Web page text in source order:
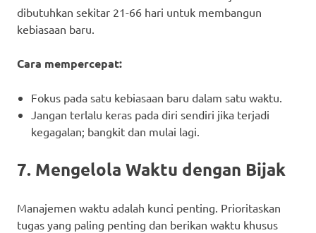
dibutuhkan sekitar 21-66 hari untuk membangun
kebiasaan baru.
Cara mempercepat:
Fokus pada satu kebiasaan baru dalam satu waktu.
Jangan terlalu keras pada diri sendiri jika terjadi
kegagalan; bangkit dan mulai lagi.
7. Mengelola Waktu dengan Bijak
Manajemen waktu adalah kunci penting. Prioritaskan
tugas yang paling penting dan berikan waktu khusus